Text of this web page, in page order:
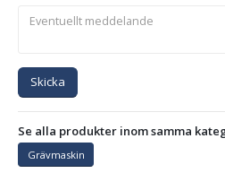
Skicka
Se alla produkter inom samma
Grävmaskin